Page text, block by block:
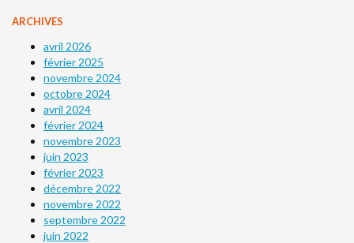
ARCHIVES
avril 2026
février 2025
novembre 2024
octobre 2024
avril 2024
février 2024
novembre 2023
juin 2023
février 2023
décembre 2022
novembre 2022
septembre 2022
juin 2022